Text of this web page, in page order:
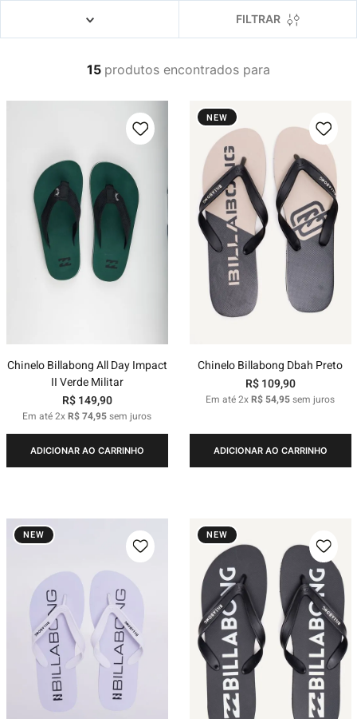
FILTRAR
15 produtos
Chinelo Billabong All Day Impact
II Verde Militar
R$ 149,90
Em até2xR$74,95sem juros
ADICIONAR AO CARRINHO
NEW
Chinelo Billabong Dbah Preto
R$ 109,90
Em até2xR$ 54,95sem juros
ADICIONAR AO CARRINHO
NEW NEW
4º
boardshort
bermuda
º chinelo